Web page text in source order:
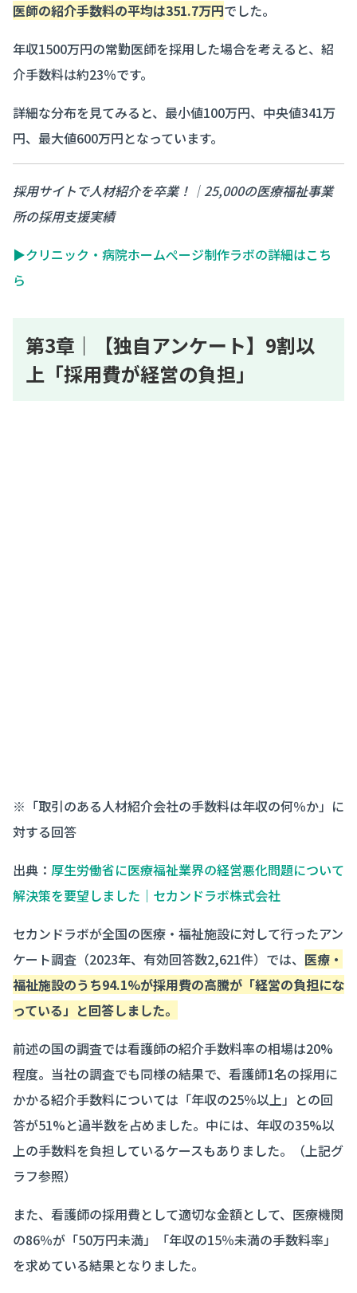
医師の紹介手数料の平均は351.7万円でした。
年収1500万円の常勤医師を採用した場合を考えると、紹
介手数料は約23％です。
詳細な分布を見てみると、最小値100万円、中央値341万
円、最大値600万円となっています。
採用サイトで人材紹介を卒業！｜25,000の医療福祉事業
所の採用支援実績
▶クリニック・病院ホームぺージ制作ラボの詳細はこち
ら
第3章｜【独自アンケート】9割以
上「採用費が経営の負担」
※「取引のある人材紹介会社の手数料は年収の何％か」に
対する回答
出典： 厚生労働省に医療福祉業界の経営悪化問題について
解決策を要望しました｜セカンドラボ株式会社
セカンドラボが全国の医療・福祉施設に対して行ったアン
ケート調査（2023年、有効回答数2,621件）では、 医療・
福祉施設のうち94.1%が採用費の高騰が「経営の負担にな
っている」と回答しました。
前述の国の調査では看護師の紹介手数料率の相場は20%
程度。当社の調査でも同様の結果で、看護師1名の採用に
かかる紹介手数料については「年収の25％以上」との回
答が51%と過半数を占めました。中には、年収の35%以
上の手数料を負担しているケースもありました。（上記グ
ラフ参照）
また、看護師の採用費として適切な金額として、医療機関
の86％が「50万円未満」「年収の15％未満の手数料率」
を求めている結果となりました。